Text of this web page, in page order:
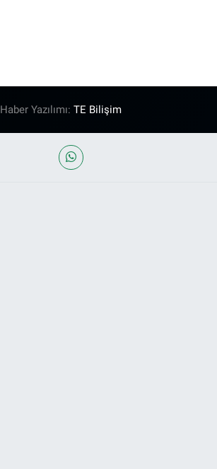
Haber Yazılımı:TE Bilişim